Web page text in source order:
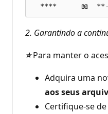
2. Garantindo a
⭐Para manter o
Adquira uma
aos seus
Certifique-se